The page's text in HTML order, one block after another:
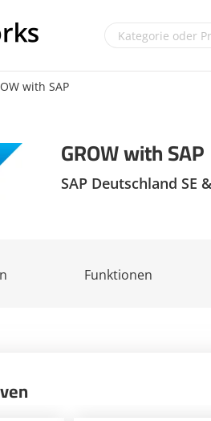
with SAP
GROW with SAP
SAP Deutschland SE
Funktionen